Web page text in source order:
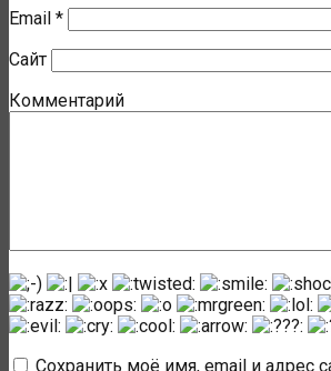
Email *
Сайт
Комментарий
Сохранить моё имя, email и адрес